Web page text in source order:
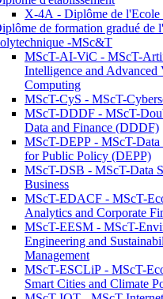
X-4A - Diplôme de l'Ecole
de formation gradué de
-MSc&T
MScT-AI-ViC - MScT-
Intelligence and Advanced
Computing
MScT-CyS - MScT-
MScT-DDDF - MScT-
Data and Finance (DDDF)
MScT-DEPP - MScT-Data
for Public Policy (DEPP)
MScT-DSB - MScT-Data
Business
MScT-EDACF - MScT-
Analytics and Corporate
MScT-EESM - MScT-
Engineering and
Management
MScT-ESCLiP - MScT-
Smart Cities and Climate